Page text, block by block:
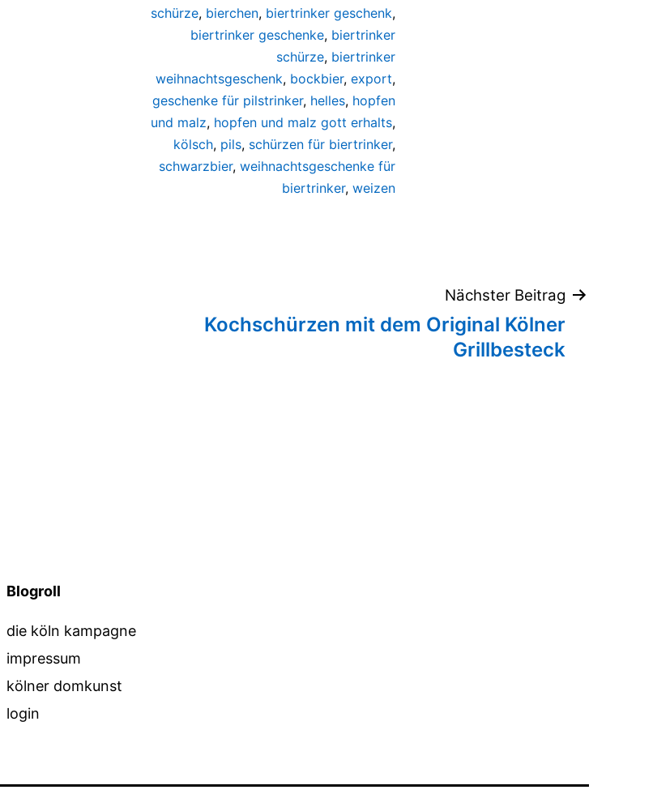
schürze, bierchen, biertrinker geschenk,
biertrinker geschenke, biertrinker
schürze, biertrinker
weihnachtsgeschenk, bockbier, export,
geschenke für pilstrinker, helles, hopfen
und malz, hopfen und malz gott erhalts,
kölsch, pils, schürzen für biertrinker,
schwarzbier, weihnachtsgeschenke für
biertrinker, weizen
Nächster Beitrag
Kochschürzen mit dem Original Kölner
Grillbesteck
Blogroll
die köln kampagne
impressum
kölner domkunst
login